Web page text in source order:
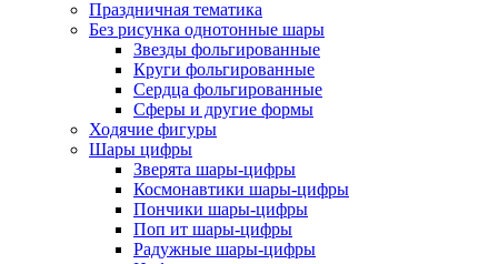
Праздничная тематика
Без рисунка однотонные шары
Звезды фольгированные
Круги фольгированные
Сердца фольгированные
Сферы и другие формы
Ходячие фигуры
Шары цифры
Зверята шары-цифры
Космонавтики шары-цифры
Пончики шары-цифры
Поп ит шары-цифры
Радужные шары-цифры